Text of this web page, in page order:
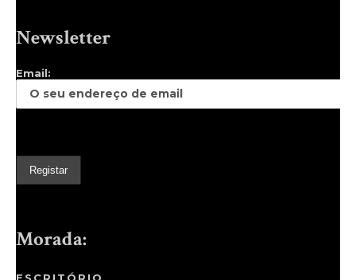
Newsletter
Email:
Morada: